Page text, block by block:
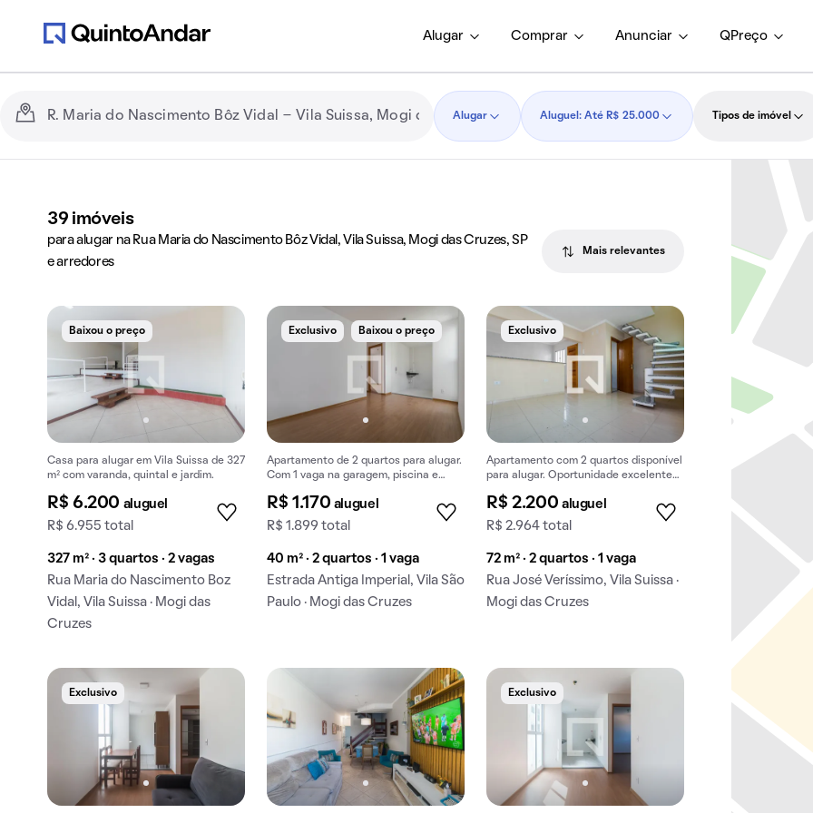
Alugar Comprar Anunciar QPreço
Alugar Aluguel: Até R$ 25.000 Tipos de imóvel
39 imóveis
para alugar na Rua Maria do Nascimento Bôz Vidal, Vila Suissa, Mogi das Cruzes, SP
e arredores
Mais relevantes
Baixou o preço
Casa para alugar em Vila Suissa de 327
m² com varanda, quintal e jardim.
R$ 6.200 aluguel
R$ 6.955 total
327 m² · 3 quartos · 2 vagas
Rua Maria do Nascimento Boz
Vidal, Vila Suissa · Mogi das
Cruzes
Exclusivo Baixou o preço
Apartamento de 2 quartos para alugar.
Com 1 vaga na garagem, piscina e
R$ 1.170 aluguel
R$ 1.899 total
40 m² · 2 quartos · 1 vaga
Estrada Antiga Imperial, Vila São
Paulo · Mogi das Cruzes
Exclusivo
Apartamento com 2 quartos disponível
para alugar. Oportunidade excelente
conforto.
R$ 2.200 aluguel
R$ 2.964 total
72 m² · 2 quartos · 1 vaga
Rua José Veríssimo, Vila Suissa ·
Mogi das Cruzes
Exclusivo Exclusivo